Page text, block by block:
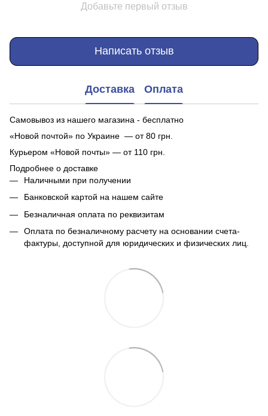
Добавьте первый отзыв
Написать отзыв
Доставка Оплата
Самовывоз из нашего магазина - бесплатно
«Новой почтой» по Украине — от 80 грн.
Курьером «Новой почты» — от 110 грн.
Подробнее о доставке
Наличными при получении
Банковской картой на нашем сайте
Безналичная оплата по реквизитам
Оплата по безналичному расчету на основании счета-
фактуры, доступной для юридических и физических лиц.